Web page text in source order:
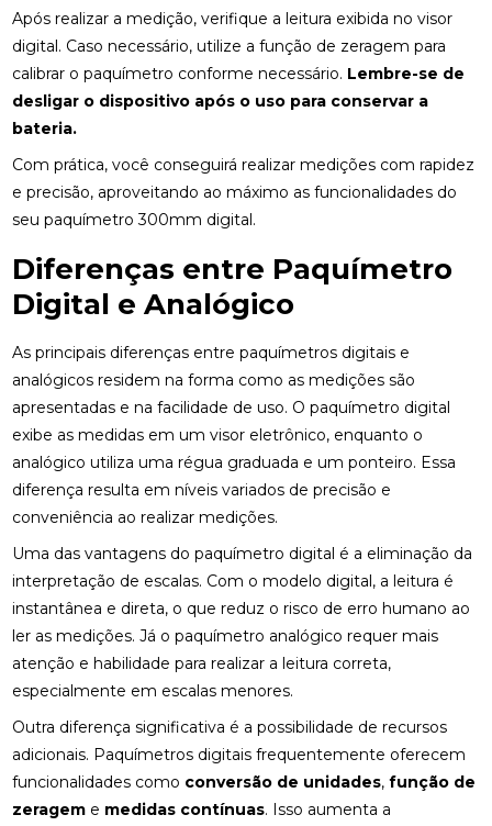
Após realizar a medição, verifique a leitura exibida no visor
digital. Caso necessário, utilize a função de zeragem para
calibrar o paquímetro conforme necessário. Lembre-se de
desligar o dispositivo após o uso para conservar a
bateria.
Com prática, você conseguirá realizar medições com rapidez
e precisão, aproveitando ao máximo as funcionalidades do
seu paquímetro 300mm digital.
Diferenças entre Paquímetro
Digital e Analógico
As principais diferenças entre paquímetros digitais e
analógicos residem na forma como as medições são
apresentadas e na facilidade de uso. O paquímetro digital
exibe as medidas em um visor eletrônico, enquanto o
analógico utiliza uma régua graduada e um ponteiro. Essa
diferença resulta em níveis variados de precisão e
conveniência ao realizar medições.
Uma das vantagens do paquímetro digital é a eliminação da
interpretação de escalas. Com o modelo digital, a leitura é
instantânea e direta, o que reduz o risco de erro humano ao
ler as medições. Já o paquímetro analógico requer mais
atenção e habilidade para realizar a leitura correta,
especialmente em escalas menores.
Outra diferença significativa é a possibilidade de recursos
adicionais. Paquímetros digitais frequentemente oferecem
funcionalidades como conversão de unidades,função de
zeragem e medidas contínuas. Isso aumenta a